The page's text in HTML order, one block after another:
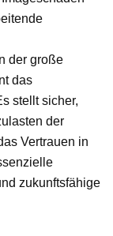
der große
das
stellt sicher,
der
Vertrauen in
zukunftsfähige